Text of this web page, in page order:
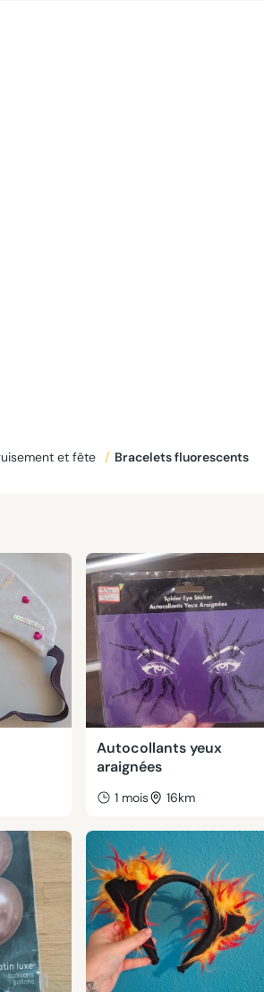
et fête / Bracelets fluorescents
Autocollants yeux
araignées
1 mois 16km